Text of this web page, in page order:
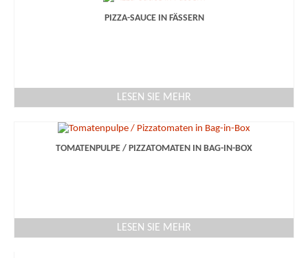
PIZZA-SAUCE IN FÄSSERN
LESEN SIE MEHR
TOMATENPULPE / PIZZATOMATEN IN BAG-IN-BOX
LESEN SIE MEHR